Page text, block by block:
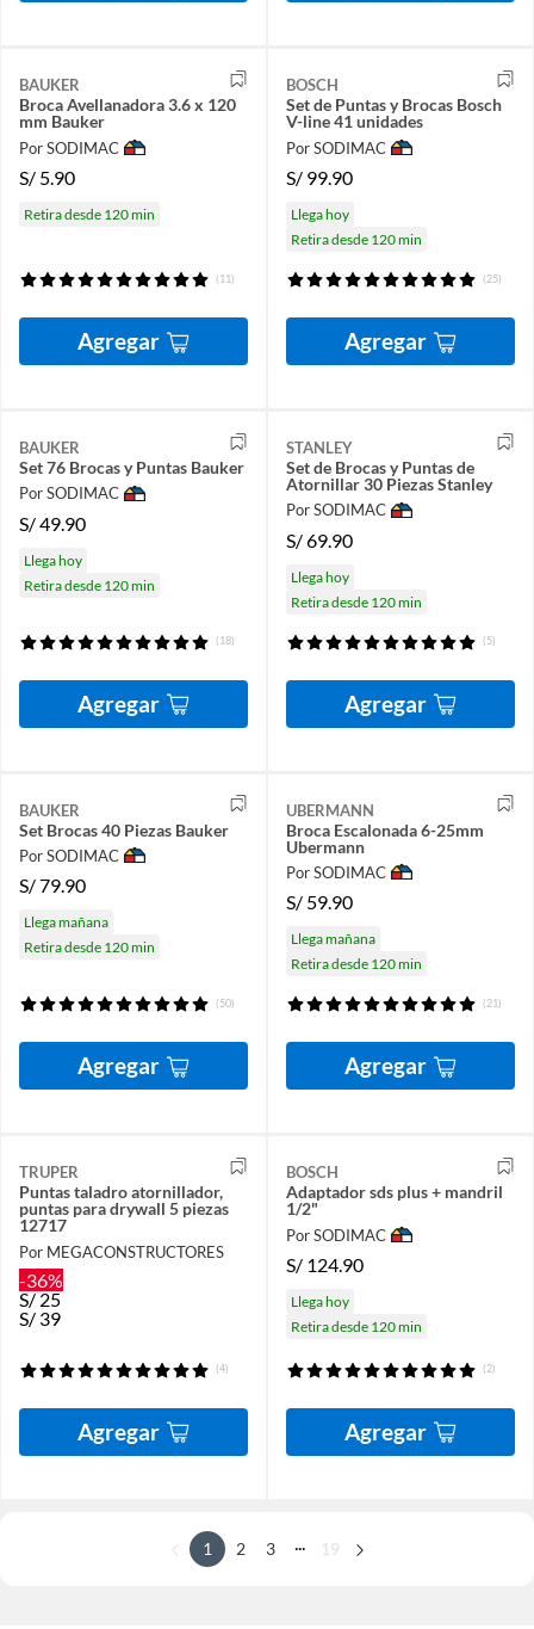
BAUKER
Broca Avellanadora 3.6 x 120
mm Bauker
Por SODIMAC
S/ 5.90
Retira desde 120 min
(11)
Agregar
BOSCH
Set de Puntas y Brocas Bosch
V-line 41 unidades
Por SODIMAC
S/ 99.90
Llega hoy
Retira desde 120 min
(25)
Agregar
BAUKER
Set 76 Brocas y Puntas Bauker
Por SODIMAC
S/49.90
Llega hoy
Retira desde 120 min
(18)
Agregar
STANLEY
Set de Brocas y Puntas de
Atornillar 30 Piezas Stanley
Por SODIMAC
S/69.90
Llega hoy
Retira desde 120 min
(5)
Agregar
BAUKER
Set Brocas 40 Piezas Bauker
Por SODIMAC
S/79.90
Llega mañana
Retira desde 120 min
(50)
Agregar
UBERMANN
Broca Escalonada 6-25mm
Ubermann
Por SODIMAC
S/ 59.90
Llega mañana
Retira desde 120 min
(21)
Agregar
TRUPER
Puntas taladro atornillador,
puntas para drywall 5 piezas
12717
Por MEGACONSTRUCTORES
-36%
S/25
S/ 39
(4)
Agregar
BOSCH
Adaptador sds plus + mandril
1/2"
Por SODIMAC
S/ 124.90
Llega hoy
Retira desde 120 min
(2)
Agregar
1 2 3 ... 19